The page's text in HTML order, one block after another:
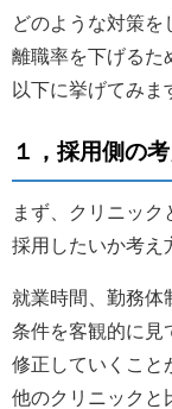
どのような対策を
離職率を下げるた
以下に挙げてみま
１，採用側の
まず、クリニッ
採用したいか考え
就業時間、勤務体
条件を客観的に見
修正していくこと
他のクリニックと